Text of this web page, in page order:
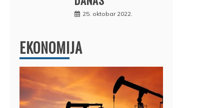
25. oktobar 2022.
EKONOMIJA